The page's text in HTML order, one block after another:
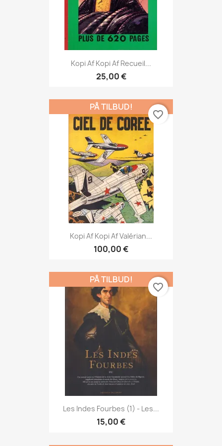
Kopi Af Kopi Af Recueil...
25,00 €
Kopi Af Kopi Af Valérian...
100,00 €
PÅ TILBUD!
favorite_border
Les Indes Fourbes (1) - Les...
15,00 €
PÅ TILBUD!
favorite_border